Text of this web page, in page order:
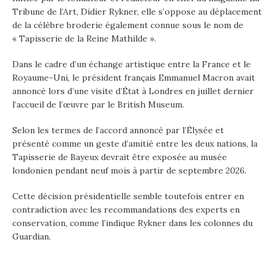
Tribune de l’Art, Didier Rykner, elle s’oppose au déplacement
de la célèbre broderie également connue sous le nom de
« Tapisserie de la Reine Mathilde ».
Dans le cadre d’un échange artistique entre la France et le
Royaume-Uni, le président français Emmanuel Macron avait
annoncé lors d’une visite d’État à Londres en juillet dernier
l’accueil de l’œuvre par le British Museum.
Selon les termes de l’accord annoncé par l’Élysée et
présenté comme un geste d’amitié entre les deux nations, la
Tapisserie de Bayeux devrait être exposée au musée
londonien pendant neuf mois à partir de septembre 2026.
Cette décision présidentielle semble toutefois entrer en
contradiction avec les recommandations des experts en
conservation, comme l’indique Rykner dans les colonnes du
Guardian.